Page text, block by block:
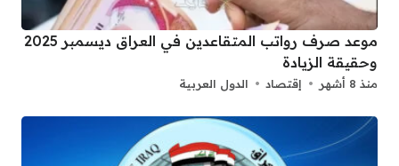
موعد صرف رواتب المتقاعدين في العراق ديسمبر 2025
وحقيقة الزيادة
منذ 8 أشهر إقتصاد الدول العربية